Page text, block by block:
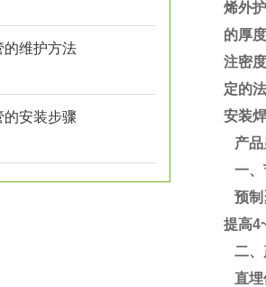
的维护方法
的安装步骤
烯外
的厚
注密
定的
安装
产品
一、
预制
提高
二、
直埋